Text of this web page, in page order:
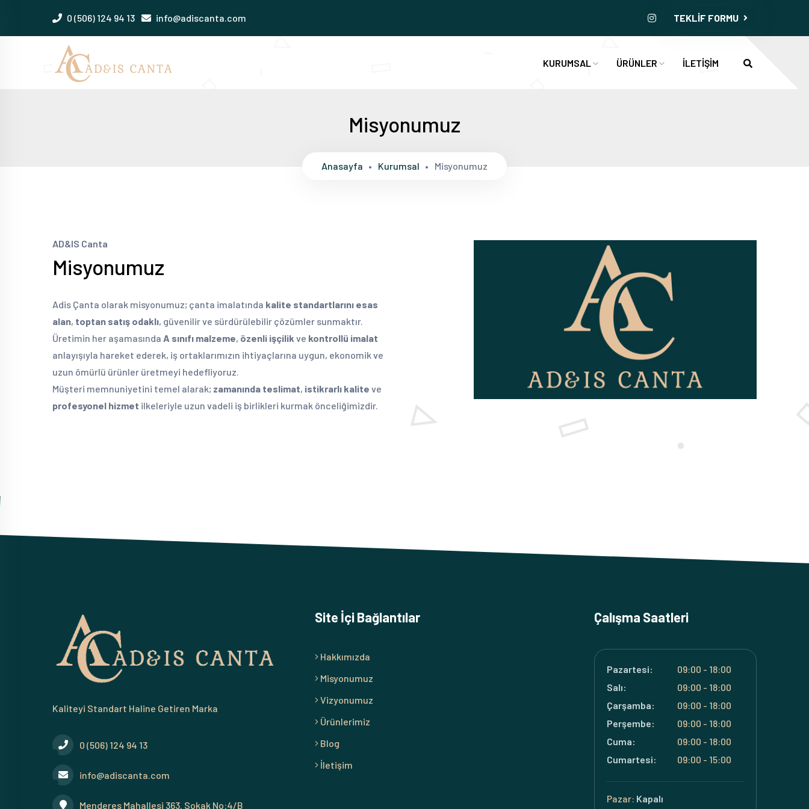
0 (506) 124 94 13 info@adiscanta.com TEKLİF FORMU
KURUMSAL ÜRÜNLER İLETİŞİM
Misyonumuz
Anasayfa Kurumsal Misyonumuz
AD&IS Canta
Misyonumuz
Adis Çanta olarak misyonumuz; çanta imalatında kalite standartlarını esas
alan, toptan satış odaklı, güvenilir ve sürdürülebilir çözümler sunmaktır.
Üretimin her aşamasında A sınıfı malzeme, özenli işçilik ve kontrollü imalat
anlayışıyla hareket ederek, iş ortaklarımızın ihtiyaçlarına uygun, ekonomik ve
uzun ömürlü ürünler üretmeyi hedefliyoruz.
Müşteri memnuniyetini temel alarak; zamanında teslimat, istikrarlı kalite ve
profesyonel hizmet ilkeleriyle uzun vadeli iş birlikleri kurmak önceliğimizdir.
Kaliteyi Standart Haline Getiren Marka
0 (506) 124 94 13
info@adiscanta.com
Menderes Mahallesi 363. Sokak No:4/B
Site İçi Bağlantılar
Hakkımızda
Misyonumuz
Vizyonumuz
Ürünlerimiz
Blog
İletişim
Çalışma Saatleri
Pazartesi:
09:00 - 18:00
Salı:
09:00 - 18:00
Çarşamba:
09:00 - 18:00
Perşembe:
09:00 - 18:00
Cuma:
09:00 - 18:00
Cumartesi:
09:00 - 15:00
Pazar: Kapalı